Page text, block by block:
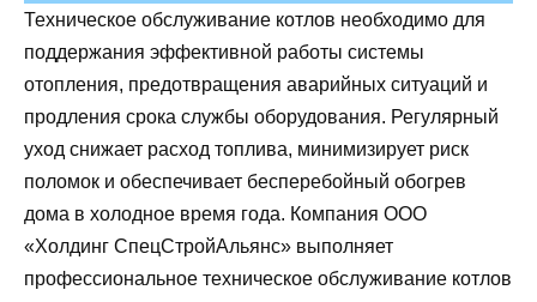
Техническое обслуживание котлов необходимо для
поддержания эффективной работы системы
отопления, предотвращения аварийных ситуаций и
продления срока службы оборудования. Регулярный
уход снижает расход топлива, минимизирует риск
поломок и обеспечивает бесперебойный обогрев
дома в холодное время года. Компания ООО
«Холдинг СпецСтройАльянс» выполняет
профессиональное техническое обслуживание котлов